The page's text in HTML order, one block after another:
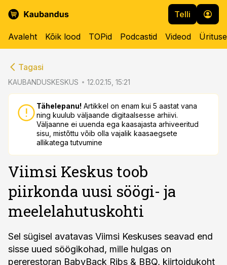
Telli
Avaleht Kõik lood TOPid Podcastid Videod
Tagasi
KAUBANDUSKESKUS 12.02.15, 15:21
Tähelepanu! Artikkel on enam kui 5 aastat vana
ning kuulub väljaande digitaalsesse arhiivi.
Väljaanne ei uuenda ega kaasajasta arhiveeritud
sisu, mistõttu võib olla vajalik kaasaegsete
allikatega tutvumine
Viimsi Keskus toob
piirkonda uusi söögi- ja
meelelahutuskohti
Sel sügisel avatavas Viimsi Keskuses seavad end
sisse uued söögikohad, mille hulgas on
pererestoran BabyBack Ribs & BBQ, kiirtoidukoht